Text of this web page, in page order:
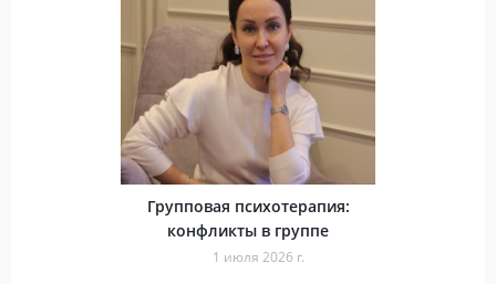
Групповая психотерапия:
конфликты в группе
1 июля 2026 г.